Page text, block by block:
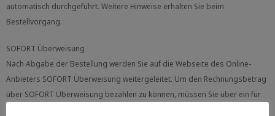
automatisch durchgeführt. Weitere Hinweise erhalten Sie beim
Bestellvorgang.
SOFORT Überweisung
Nach Abgabe der Bestellung werden Sie auf die Webseite des Online-
Anbieters SOFORT Überweisung weitergeleitet. Um den Rechnungsbetrag
über SOFORT Überweisung bezahlen zu können, müssen Sie über ein für